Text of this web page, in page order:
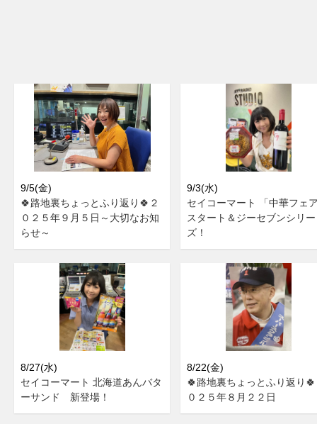
9/5(金)
🍀路地裏ちょっとふり返り🍀２
０２５年９月５日～大切なお知
らせ～
9/3(水)
セイコーマート 「中華フェ
スタート＆ジーセブンシリー
ズ！
8/27(水)
セイコーマート 北海道あんバタ
ーサンド 新登場！
8/22(金)
🍀路地裏ちょっとふり返り
０２５年８月２２日